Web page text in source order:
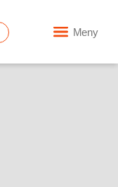
Meny